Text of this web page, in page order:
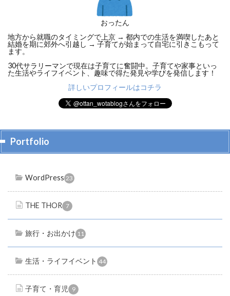
おったん
地方から就職のタイミングで上京 → 都内での生活を満喫したあと
結婚を期に郊外へ引越し → 子育てが始まって自宅に引きこもって
ます。
30代サラリーマンで現在は子育てに奮闘中。子育てや家事といっ
た生活やライフイベント、趣味で得た発見や学びを発信します！
詳しいプロフィールはコチラ
Portfolio
WordPress 23
THE THOR 7
旅行・お出かけ 11
生活・ライフイベント 44
子育て・育児 9